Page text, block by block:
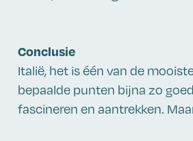
Conclusie
Italië, het is één van de
bepaalde punten bijna zo
fascineren en aantrekken.